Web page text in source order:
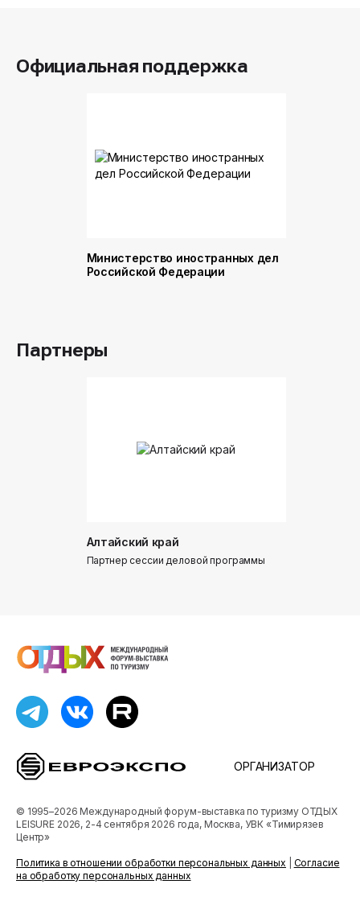
Официальная поддержка
Министерство иностранных дел
Российской Федерации
Партнеры
Алтайский край
Партнер сессии деловой программы
ОРГАНИЗАТОР
© 1995–2026 Международный форум-выставка по туризму ОТДЫХ
LEISURE 2026, 2-4 сентября 2026 года, Москва, УВК «Тимирязев
Центр»
Политика в отношении обработки персональных данных
Согласие
на обработку персональных данных